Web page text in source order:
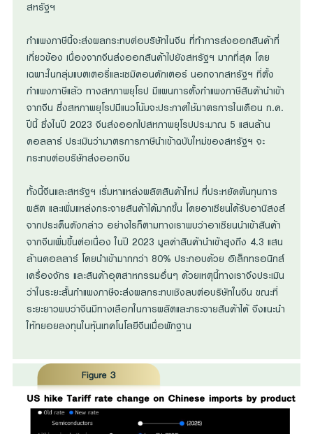
สหรัฐฯ
กำแพงภาษีนี้จะส่งผลกระทบต่อบริษัทในจีน ที่ทำการส่งออกสินค้าที่
เกี่ยวข้อง เนื่องจากจีนส่งออกสินค้าไปยังสหรัฐฯ มากที่สุด โดย
เฉพาะในกลุ่มแบตเตอรี่และเซมิคอนดักเตอร์ นอกจากสหรัฐฯ ที่ตั้ง
กำแพงภาษีแล้ว ทางสหภาพยุโรป มีแผนการตั้งกำแพงภาษีสินค้านำเข้า
จากจีน ซึ่งสหภาพยุโรปมีแนวโน้มจะประกาศใช้มาตรการในเดือน ก.ค.
ปีนี้ ซึ่งในปี 2023 จีนส่งออกไปสหภาพยุโรปประมาณ 5 แสนล้าน
ดอลลาร์ ประเมินว่ามาตรการภาษีนำเข้าฉบับใหม่ของสหรัฐฯ จะ
กระทบต่อบริษัทส่งออกจีน
ทั้งนี้จีนและสหรัฐฯ เริ่มหาแหล่งผลิตสินค้าใหม่ ที่ประหยัดต้นทุนการ
ผลิต และเพิ่มแหล่งกระจายสินค้าได้มากขึ้น โดยอาเซียนได้รับอานิสงส์
จากประเด็นดังกล่าว อย่างไรก็ตามทางเราพบว่าอาเซียนนำเข้าสินค้า
จากจีนเพิ่มขึ้นต่อเนื่อง ในปี 2023 มูลค่าสินค้านำเข้าสูงถึง 4.3 แสน
ล้านดอลลาร์ โดยนำเข้ามากกว่า 80% ประกอบด้วย อิเล็กทรอนิกส์
เครื่องจักร และสินค้าอุตสาหกรรมอื่นๆ ด้วยเหตุนี้ทางเราจึงประเมิน
ว่าในระยะสั้นกำแพงภาษีจะส่งผลกระทบเชิงลบต่อบริษัทในจีน ขณะที่
ระยะยาวพบว่าจีนมีทางเลือกในการผลิตและกระจายสินค้าได้ จึงแนะนำ
ให้ทยอยลงทุนในหุ้นเทคโนโลยีจีนเมื่อพักฐาน